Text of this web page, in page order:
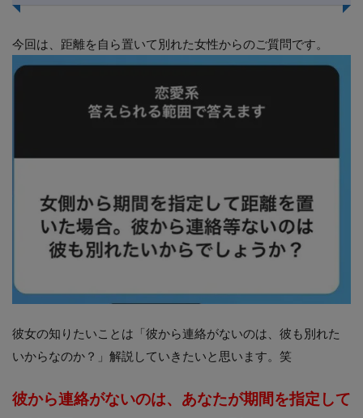
今回は、距離を自ら置いて別れた女性からのご質問です。
彼女の知りたいことは「彼から連絡がないのは、彼も別れた
いからなのか？」解説していきたいと思います。笑
彼から連絡がないのは、あなたが期間を指定して